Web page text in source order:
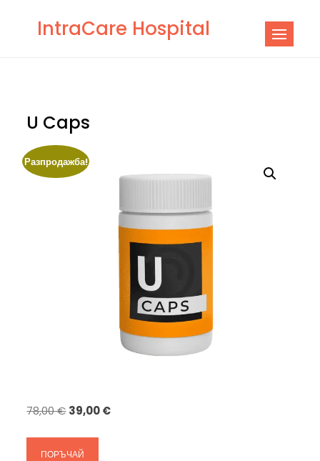
IntraCare Hospital
U Caps
Разпродажба!
78,00€ Original
was:
39,00€Текущата
ПОРЪЧАЙ